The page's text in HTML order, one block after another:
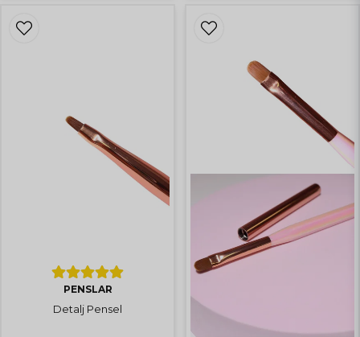
PENSLAR
Detalj Pensel